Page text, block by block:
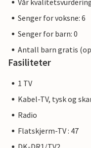
Vår
Senger for voksne: 6
Senger for barn: 0
Antall barn gratis
Fasiliteter
1 TV
Kabel-TV, tysk og
Radio
Flatskjerm-TV : 47